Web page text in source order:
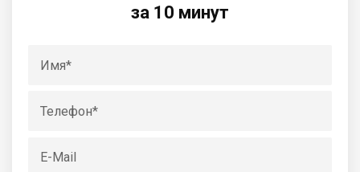
за 10 минут